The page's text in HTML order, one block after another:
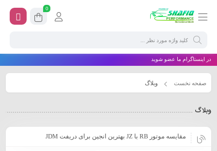
0
در اینستاگرام ما عضو شوید
صفحه نخست وبلاگ
وبلاگ
مقایسه موتور RB با JZ بهترین انجین برای دریفت JDM